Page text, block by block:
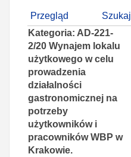
Przegląd Szukaj
Kategoria: AD-221-
2/20 Wynajem lokalu
użytkowego w celu
prowadzenia
działalności
gastronomicznej na
potrzeby
użytkowników i
pracowników WBP w
Krakowie.